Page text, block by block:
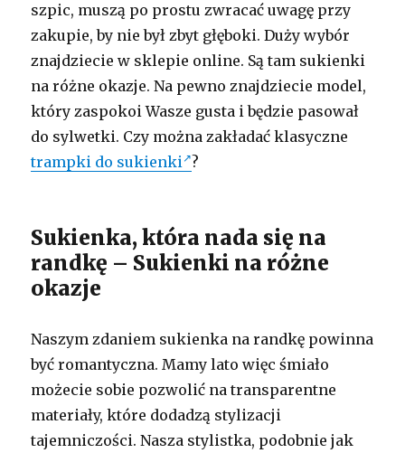
szpic, muszą po prostu zwracać uwagę przy
zakupie, by nie był zbyt głęboki. Duży wybór
znajdziecie w sklepie online. Są tam sukienki
na różne okazje. Na pewno znajdziecie model,
który zaspokoi Wasze gusta i będzie pasował
do sylwetki. Czy można zakładać klasyczne
trampki do sukienki ?
Sukienka, która nada się na
randkę – Sukienki na różne
okazje
Naszym zdaniem sukienka na randkę powinna
być romantyczna. Mamy lato więc śmiało
możecie sobie pozwolić na transparentne
materiały, które dodadzą stylizacji
tajemniczości. Nasza stylistka, podobnie jak